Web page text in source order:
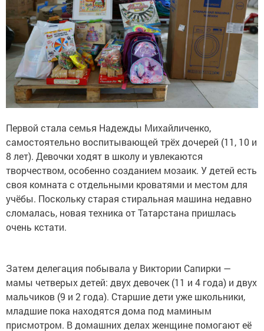
Первой стала семья Надежды Михайличенко,
самостоятельно воспитывающей трёх дочерей (11, 10 и
8 лет). Девочки ходят в школу и увлекаются
творчеством, особенно созданием мозаик. У детей есть
своя комната с отдельными кроватями и местом для
учёбы. Поскольку старая стиральная машина недавно
сломалась, новая техника от Татарстана пришлась
очень кстати.
Затем делегация побывала у Виктории Сапирки —
мамы четверых детей: двух девочек (11 и 4 года) и двух
мальчиков (9 и 2 года). Старшие дети уже школьники,
младшие пока находятся дома под маминым
присмотром. В домашних делах женщине помогают её